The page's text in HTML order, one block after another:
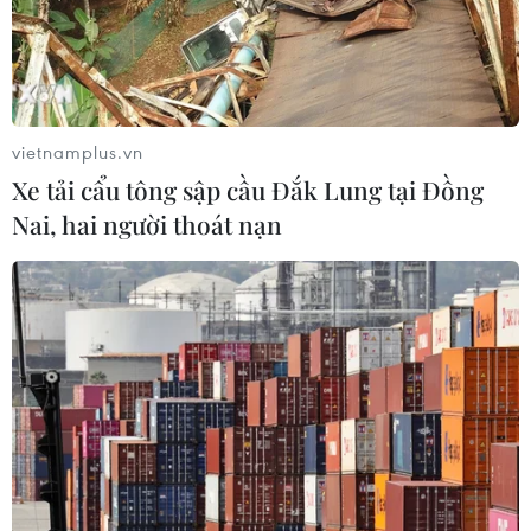
Sắp thu phí thêm 5 dự án thành phần
cao tốc đoạn từ Quảng Ngãi-Nha
Trang
06/08/2026 02:27
Hà Tĩnh nguy cơ sạt lở trên
nhiều tuyến giao thông trước mùa
mưa bão
06/08/2026 02:23
Bộ GD-ĐT dự kiến điều chỉnh trong
bổ nhiệm chức danh và xếp lương
nhà giáo
06/08/2026 02:18
vietnamplus.vn
Xe tải cẩu tông sập cầu Đắk Lung tại Đồng
Nai, hai người thoát nạn